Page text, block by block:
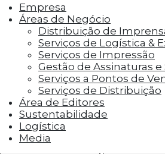
funcionalidades, como
conteúdo do site em
media, coletar feedbacks e
terceiros.
Cookies Marketing
Os cookies de marketing
entregar aos visitantes
personalizados com base
visitaram antes e analisar a
campanha publicitária.
Empresa
Áreas de Negócio
Distribuição de
Serviços de Logística &
Serviços de Impressão
Gestão de Assinaturas e
Serviços a Pontos de
Serviços de Distribuição
Área de Editores
Sustentabilidade
Logística
Media